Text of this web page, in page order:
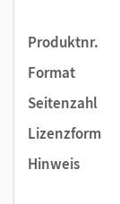
Verlässlichkeit
Produktnr.
Format
Seitenzahl
Lizenzform
Hinweis